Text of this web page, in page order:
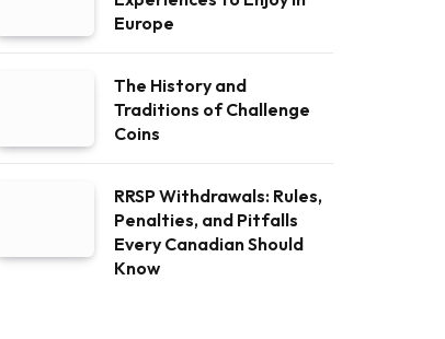
Europe
The History and
Traditions of Challenge
Coins
RRSP Withdrawals: Rules,
Penalties, and Pitfalls
Every Canadian Should
Know